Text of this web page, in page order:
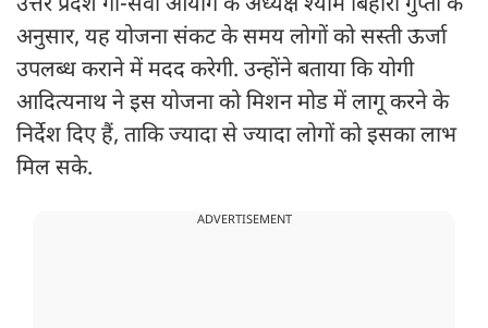
अनुसार, यह योजना संकट के समय लोगों को सस्ती ऊर्जा
उपलब्ध कराने में मदद करेगी. उन्होंने बताया कि योगी
आदित्यनाथ ने इस योजना को मिशन मोड में लागू करने के
निर्देश दिए हैं, ताकि ज्यादा से ज्यादा लोगों को इसका लाभ
मिल सके.
ADVERTISEMENT